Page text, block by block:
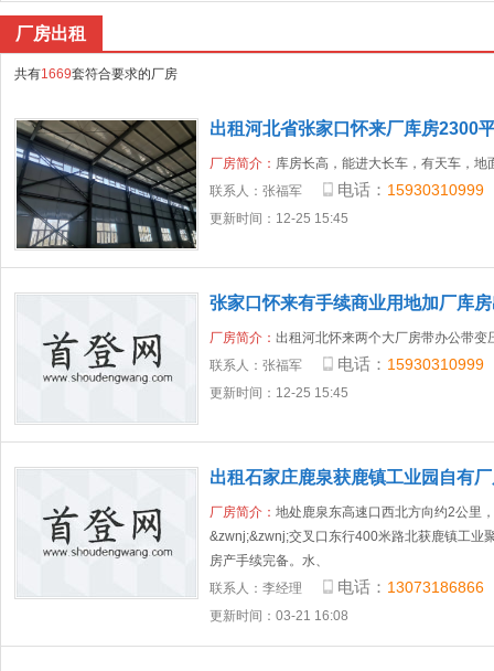
厂房出租
共有1669套符合要求的厂房
出租河北省张家口怀来厂库房2300
厂房简介： 库房长高，能进大长车，有天车，地
联系人： 张福军 电话： 15930310999
更新时间：12-25 15:45
张家口怀来有手续商业用地加厂库
厂房简介： 出租河北怀来两个大厂房带办公带变
联系人： 张福军 电话： 15930310999
更新时间：12-25 15:45
出租石家庄鹿泉获鹿镇工业园自有
厂房简介： 地处鹿泉东高速口西北方向约2公里
&zwnj;&zwnj;交叉口东行400米路北获鹿镇工业
房产手续完备。水、
联系人： 李经理 电话： 13073186866
更新时间：03-21 16:08